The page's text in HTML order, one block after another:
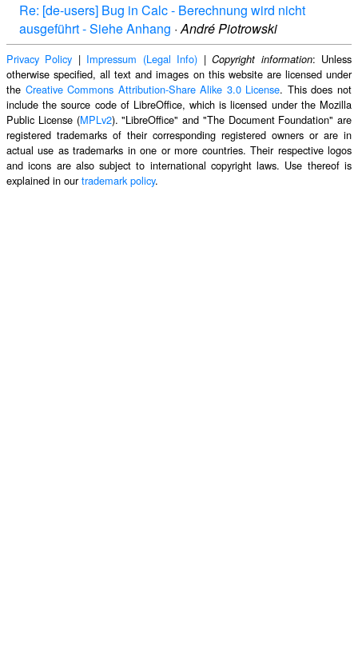
Re: [de-users] Bug in Calc - Berechnung wird nicht
ausgeführt - Siehe Anhang ·André Piotrowski
Privacy Policy | Impressum (Legal Info) |Copyright information: Unless
otherwise specified, all text and images on this website are licensed under
the Creative Commons Attribution-Share Alike 3.0 License. This does not
include the source code of LibreOffice, which is licensed under the Mozilla
Public License (MPLv2). "LibreOffice" and "The Document Foundation" are
registered trademarks of their corresponding registered owners or are in
actual use as trademarks in one or more countries. Their respective logos
and icons are also subject to international copyright laws. Use thereof is
explained in ourtrademark policy.